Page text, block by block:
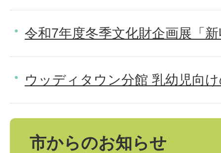
令和7年度冬季文化財企画展「
ウッディタウン分館 乳幼児向
市からのお知らせ